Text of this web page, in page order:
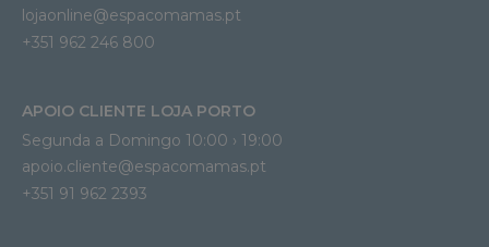
lojaonline@espacomamas.pt
+351 962 246 800
APOIO CLIENTE LOJA PORTO
Segunda a Domingo 10:00 › 19:00
apoio.cliente@espacomamas.pt
+351 91 962 2393